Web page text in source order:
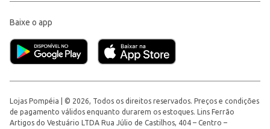
Baixe o app
Lojas Pompéia | © 2026, Todos os direitos reservados. Preços e condições
de pagamento válidos enquanto durarem os estoques. Lins Ferrão
Artigos do Vestuário LTDA Rua Júlio de Castilhos, 404 – Centro –